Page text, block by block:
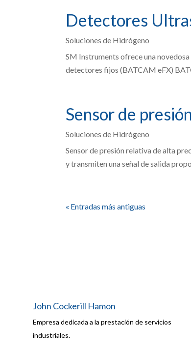
Detectores
Soluciones de Hidrógeno
SM Instruments ofrece una
detectores fijos (BATCAM eFX)
Sensor de
Soluciones de Hidrógeno
Sensor de presión relativa de alta
y transmiten una señal de salida
« Entradas más antiguas
John Cockerill Hamon
Empresa dedicada a la prestación de servicios
industriales.